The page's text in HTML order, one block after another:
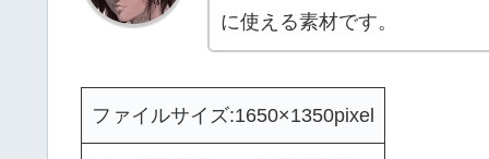
に使える素材です。
ファイルサイズ:1650×1350pixel